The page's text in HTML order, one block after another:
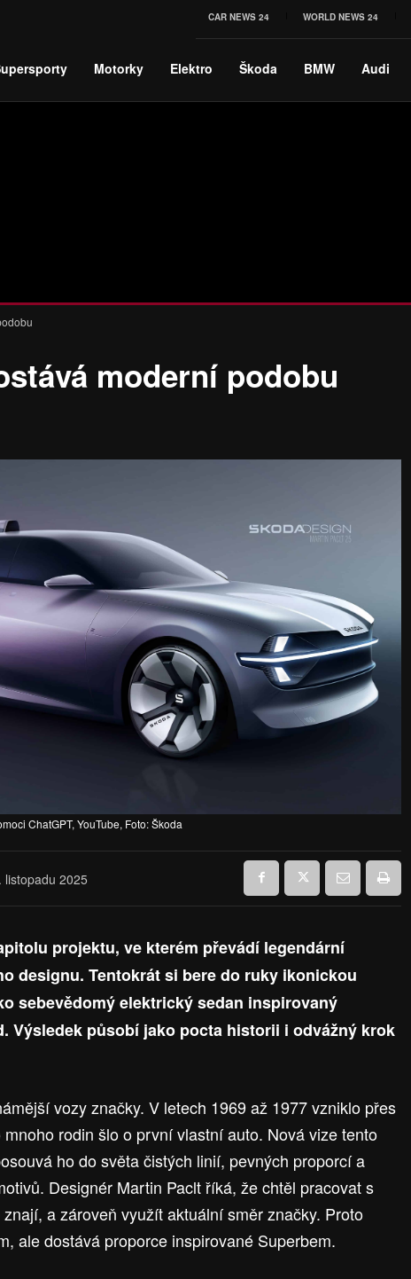
CAR NEWS 24 WORLD NEWS 24
Motorky Elektro Škoda BMW Audi
moderní podobu
ChatGPT, YouTube, Foto: Škoda
listopadu 2025
projektu, ve kterém převádí legendární
designu. Tentokrát si bere do ruky ikonickou
sebevědomý elektrický sedan inspirovaný
Výsledek působí jako pocta historii i odvážný krok
vozy značky. V letech 1969 až 1977 vzniklo přes
rodin šlo o první vlastní auto. Nová vize tento
ho do světa čistých linií, pevných proporcí a
Designér Martin Paclt říká, že chtěl pracovat s
a zároveň využít aktuální směr značky. Proto
ale dostává proporce inspirované Superbem.